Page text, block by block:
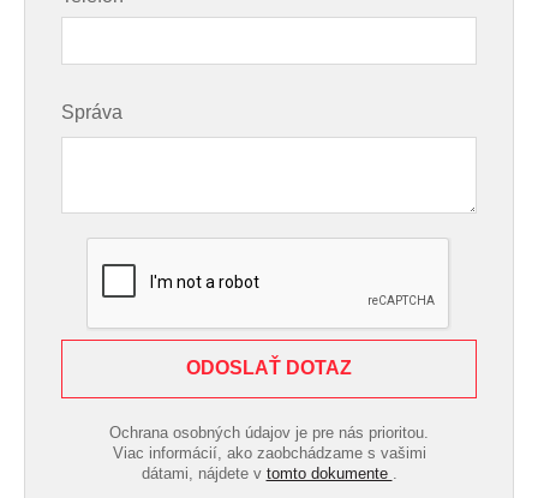
Správa
ODOSLAŤ DOTAZ
Ochrana osobných údajov je pre nás prioritou.
Viac informácií, ako zaobchádzame s vašimi
dátami, nájdete v tomto dokumente